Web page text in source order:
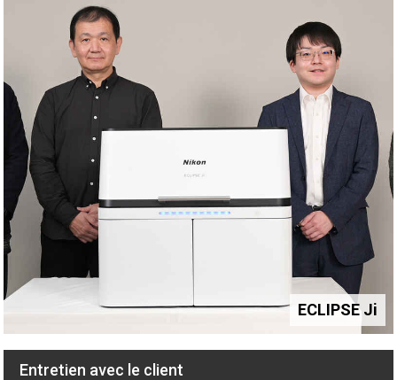
Cytotoxicity assay using AI-driven, fully automated
ECLIPSE Ji
septembre 2023
Label-free cell counting using AI-driven fully automated
smart imaging system ECLIPSE Ji
septembre 2023
ECLIPSE Ji
Entretien avec le client